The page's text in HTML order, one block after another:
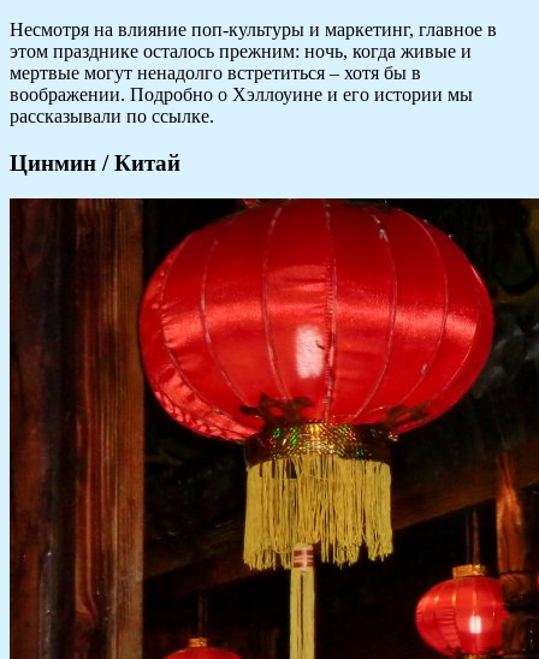
Несмотря на влияние поп-культуры и маркетинг, главное в
этом празднике осталось прежним: ночь, когда живые и
мертвые могут ненадолго встретиться – хотя бы в
воображении. Подробно о Хэллоуине и его истории мы
рассказывали по ссылке.
Цинмин / Китай